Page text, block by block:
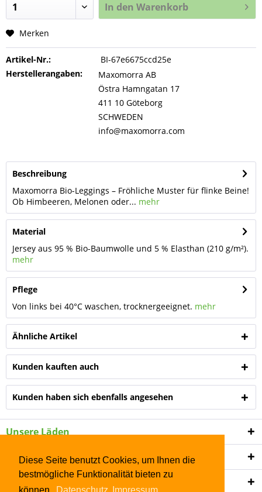
Diese Seite benutzt Cookies, um Ihnen die
bestmögliche Funktionalität bieten zu
können.
Datenschutz Impressum
In den Warenkorb
Merken
Artikel-Nr.:
BI-67e6675ccd25e
Herstellerangaben:
Maxomorra AB
Östra Hamngatan 17
411 10 Göteborg
SCHWEDEN
info@maxomorra.com
Beschreibung
Maxomorra Bio-Leggings – Fröhliche Muster für flinke Beine!
Ob Himbeeren, Melonen oder... mehr
Material
Jersey aus 95 % Bio-Baumwolle und 5 % Elasthan (210 g/m²).
mehr
Pflege
Von links bei 40°C waschen, trocknergeeignet. mehr
Ähnliche Artikel
Kunden kauften auch
Kunden haben sich ebenfalls angesehen
Unsere Läden
Shop Service
Informationen